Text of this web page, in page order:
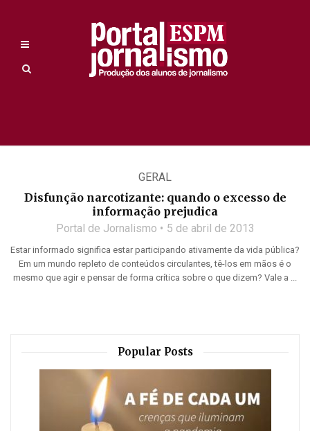
GERAL
Disfunção narcotizante: quando o excesso de
informação prejudica
Portal de Jornalismo 5 de abril de 2013
Estar informado significa estar participando ativamente da vida pública?
Em um mundo repleto de conteúdos circulantes, tê-los em mãos é o
mesmo que agir e pensar de forma crítica sobre o que dizem? Vale a ...
Popular Posts